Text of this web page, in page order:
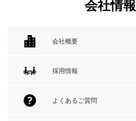
会社情報
会社概要
採用情報
よくあるご質問